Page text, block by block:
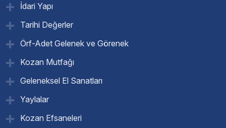
İdari Yapı
Tarihi Değerler
Örf-Adet Gelenek ve Görenek
Kozan Mutfağı
Geleneksel El Sanatları
Yaylalar
Kozan Efsaneleri